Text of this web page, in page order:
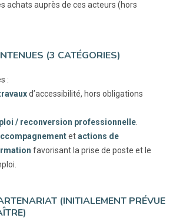
achats auprès de ces acteurs (hors
(3 CATÉGORIES)
:
d’accessibilité, hors obligations
/ reconversion professionnelle
etactions de
favorisant la prise de poste et le
(INITIALEMENT PRÉVUE